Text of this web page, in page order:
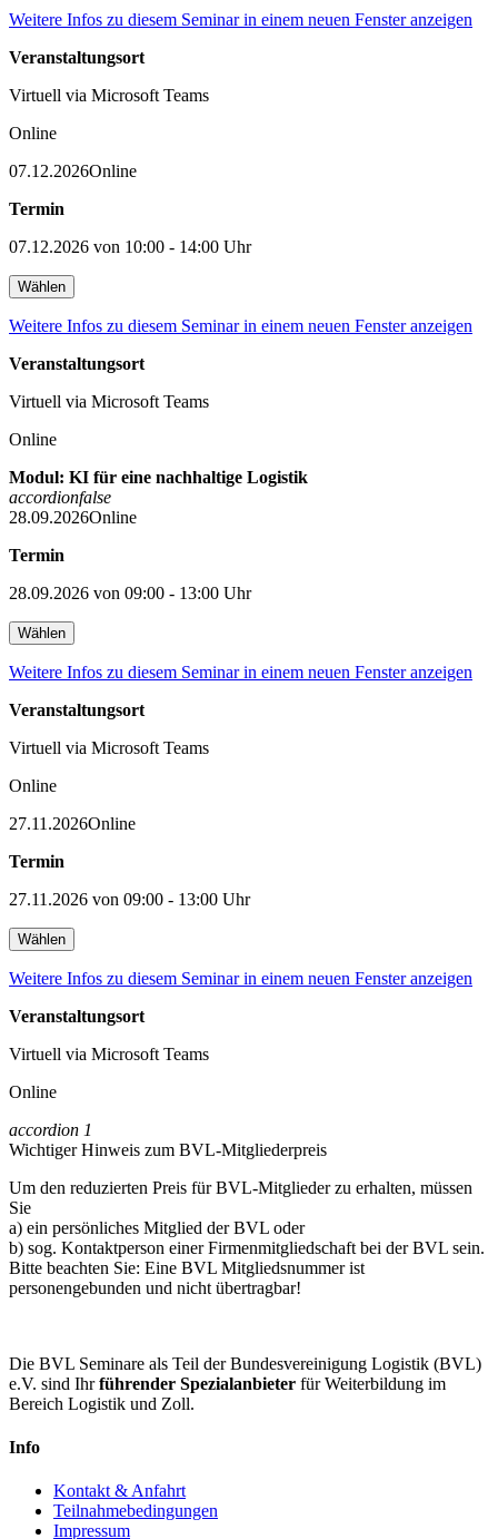
Weitere Infos zu diesem Seminar in einem neuen Fenster anzeigen
Veranstaltungsort
Virtuell via Microsoft Teams
Online
07.12.2026Online
Termin
07.12.2026 von 10:00 - 14:00 Uhr
Wählen
Weitere Infos zu diesem Seminar in einem neuen Fenster anzeigen
Veranstaltungsort
Virtuell via Microsoft Teams
Online
Modul: KI für eine nachhaltige Logistik
accordionfalse
28.09.2026Online
Termin
28.09.2026 von 09:00 - 13:00 Uhr
Wählen
Weitere Infos zu diesem Seminar in einem neuen Fenster anzeigen
Veranstaltungsort
Virtuell via Microsoft Teams
Online
27.11.2026Online
Termin
27.11.2026 von 09:00 - 13:00 Uhr
Wählen
Weitere Infos zu diesem Seminar in einem neuen Fenster anzeigen
Veranstaltungsort
Virtuell via Microsoft Teams
Online
accordion 1
Wichtiger Hinweis zum BVL-Mitgliederpreis
Um den reduzierten Preis für BVL-Mitglieder zu erhalten, müssen
Sie
a) ein persönliches Mitglied der BVL oder
b) sog. Kontaktperson einer Firmenmitgliedschaft bei der BVL sein.
Bitte beachten Sie: Eine BVL Mitgliedsnummer ist
personengebunden und nicht übertragbar!
Die BVL Seminare als Teil der Bundesvereinigung Logistik (BVL)
e.V. sind Ihrführender Spezialanbieter für Weiterbildung im
Bereich Logistik und Zoll.
Info
Kontakt & Anfahrt
Teilnahmebedingungen
Impressum